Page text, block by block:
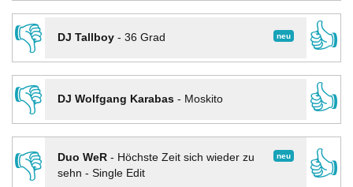
👎
neu
DJ Tallboy- 36 Grad
👍
👎
DJ Wolfgang Karabas- Moskito
👍
👎
neu
Duo WeR- Höchste Zeit sich wieder zu
sehn - Single Edit
👍